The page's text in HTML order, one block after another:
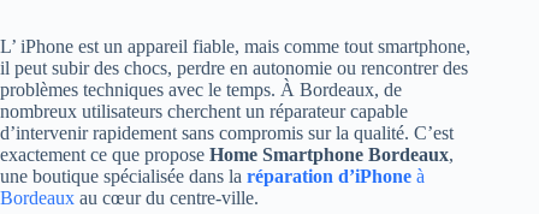
L’ iPhone est un appareil fiable, mais comme tout smartphone,
il peut subir des chocs, perdre en autonomie ou rencontrer des
problèmes techniques avec le temps. À Bordeaux, de
nombreux utilisateurs cherchent un réparateur capable
d’intervenir rapidement sans compromis sur la qualité. C’est
exactement ce que propose Home Smartphone Bordeaux,
une boutique spécialisée dans la réparation d’iPhone à
Bordeaux au cœur du centre-ville.